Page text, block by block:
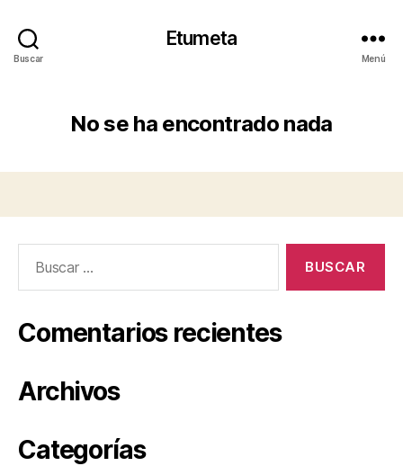
Buscar
Etumeta
Menú
No se ha encontrado nada
Comentarios recientes
Archivos
Categorías